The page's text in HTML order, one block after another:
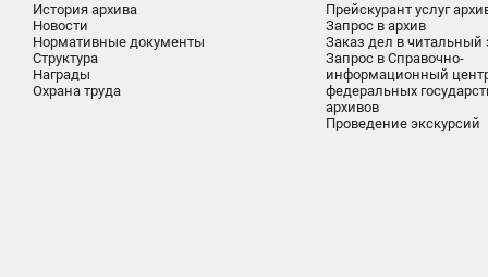
История архива
Новости
Нормативные документы
Структура
Награды
Охрана труда
Прейскурант услуг
Запрос в архив
Заказ дел в читальный
Запрос в Справочно-
информационный
федеральных
архивов
Проведение экскурсий